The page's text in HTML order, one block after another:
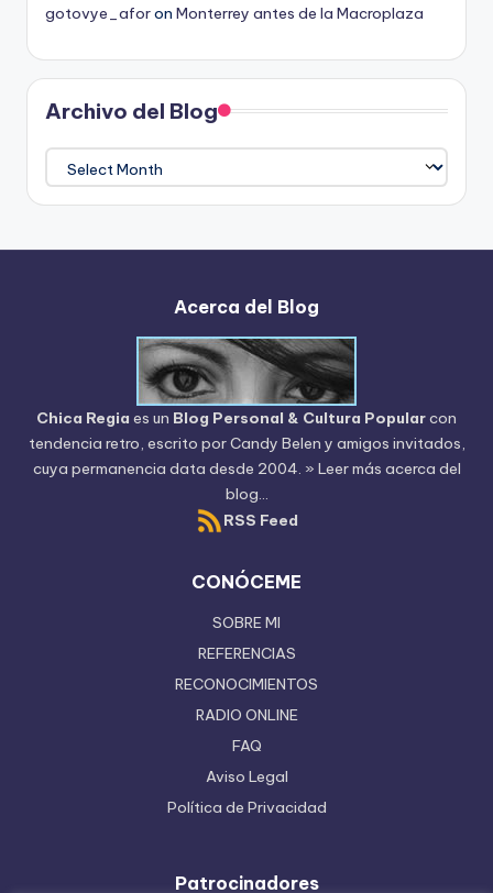
gotovye_aforon Monterrey antes de la Macroplaza
Archivo del Blog
del
Blog
Acerca del Blog
Chica Regia es un Blog Personal & Cultura Popularcon
tendencia retro, escrito porCandy Belen y amigos invitados,
cuya permanencia data desde 2004. » Leer más acerca del
blog...
RSS Feed
CONÓCEME
SOBRE MI
REFERENCIAS
RECONOCIMIENTOS
RADIO ONLINE
FAQ
Aviso Legal
Política de Privacidad
Patrocinadores